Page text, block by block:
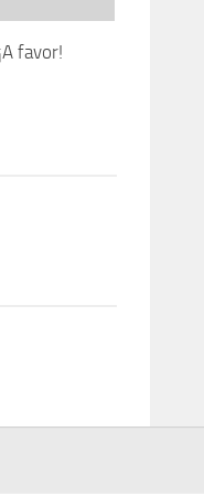
volumen.
favor!